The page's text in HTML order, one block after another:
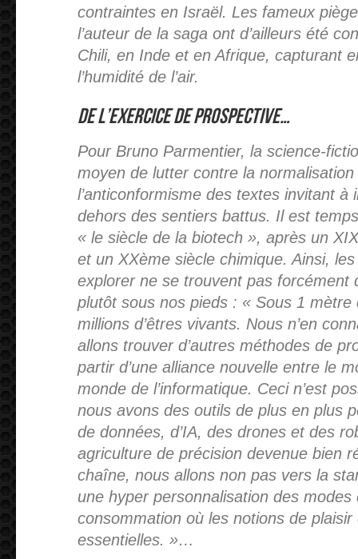
contraintes en Israël. Les fameux
l’auteur de la saga ont d’ailleurs été
Chili, en Inde et en Afrique, capturant
l’humidité de l’air.
De l’exercice de prospective…
Pour Bruno Parmentier, la science-
moyen de lutter contre la
l’anticonformisme des textes invitant à
dehors des sentiers battus. Il est
« le siècle de la biotech », après un
et un XXème siècle chimique. Ainsi,
explorer ne se trouvent pas forcément
plutôt sous nos pieds : « Sous 1
millions d’êtres vivants. Nous n’en
allons trouver d’autres méthodes de
partir d’une alliance nouvelle entre le
monde de l’informatique. Ceci n’est
nous avons des outils de plus en plus
de données, d’IA, des drones et des
agriculture de précision devenue bien
chaîne, nous allons non pas vers la
une hyper personnalisation des
consommation où les notions de
essentielles. »…